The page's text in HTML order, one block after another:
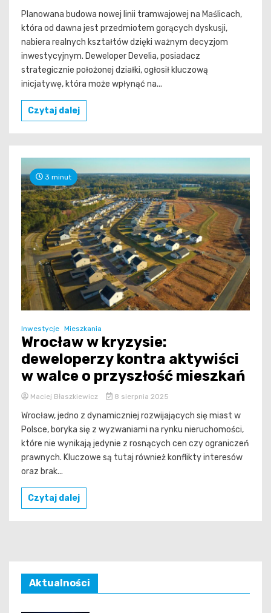
Planowana budowa nowej linii tramwajowej na Maślicach,
która od dawna jest przedmiotem gorących dyskusji,
nabiera realnych kształtów dzięki ważnym decyzjom
inwestycyjnym. Deweloper Develia, posiadacz
strategicznie położonej działki, ogłosił kluczową
inicjatywę, która może wpłynąć na...
Czytaj dalej
3 minut
Inwestycje Mieszkania
Wrocław w kryzysie:
deweloperzy kontra aktywiści
w walce o przyszłość mieszkań
Maciej Błaszkiewicz 8 sierpnia 2025
Wrocław, jedno z dynamiczniej rozwijających się miast w
Polsce, boryka się z wyzwaniami na rynku nieruchomości,
które nie wynikają jedynie z rosnących cen czy ograniczeń
prawnych. Kluczowe są tutaj również konflikty interesów
oraz brak...
Czytaj dalej
Aktualności